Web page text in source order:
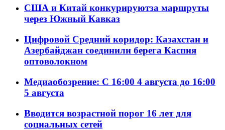
США и Китай конкурируютза маршруты
через Южный Кавказ
Цифровой Средний коридор: Казахстан и
Азербайджан соединили берега Каспия
оптоволокном
Медиаобозрение: С 16:00 4 августа до 16:00
5 августа
Вводится возрастной порог 16 лет для
социальных сетей